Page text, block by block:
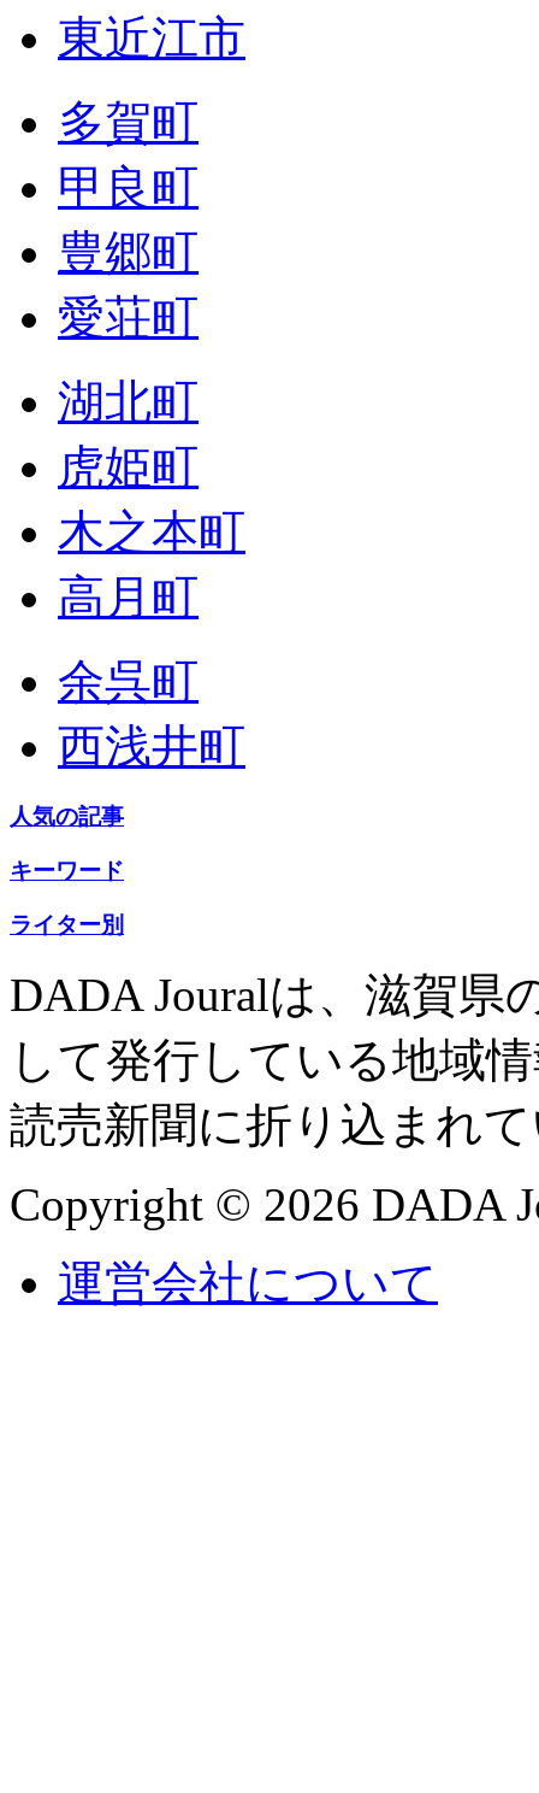
東近江市
多賀町
甲良町
豊郷町
愛荘町
湖北町
虎姫町
木之本町
高月町
余呉町
西浅井町
人気の記事
キーワード
ライター別
DADA Jouralは、滋賀県
して発行している地域
読売新聞に折り込まれ
Copyright © 2026 DADA
運営会社について